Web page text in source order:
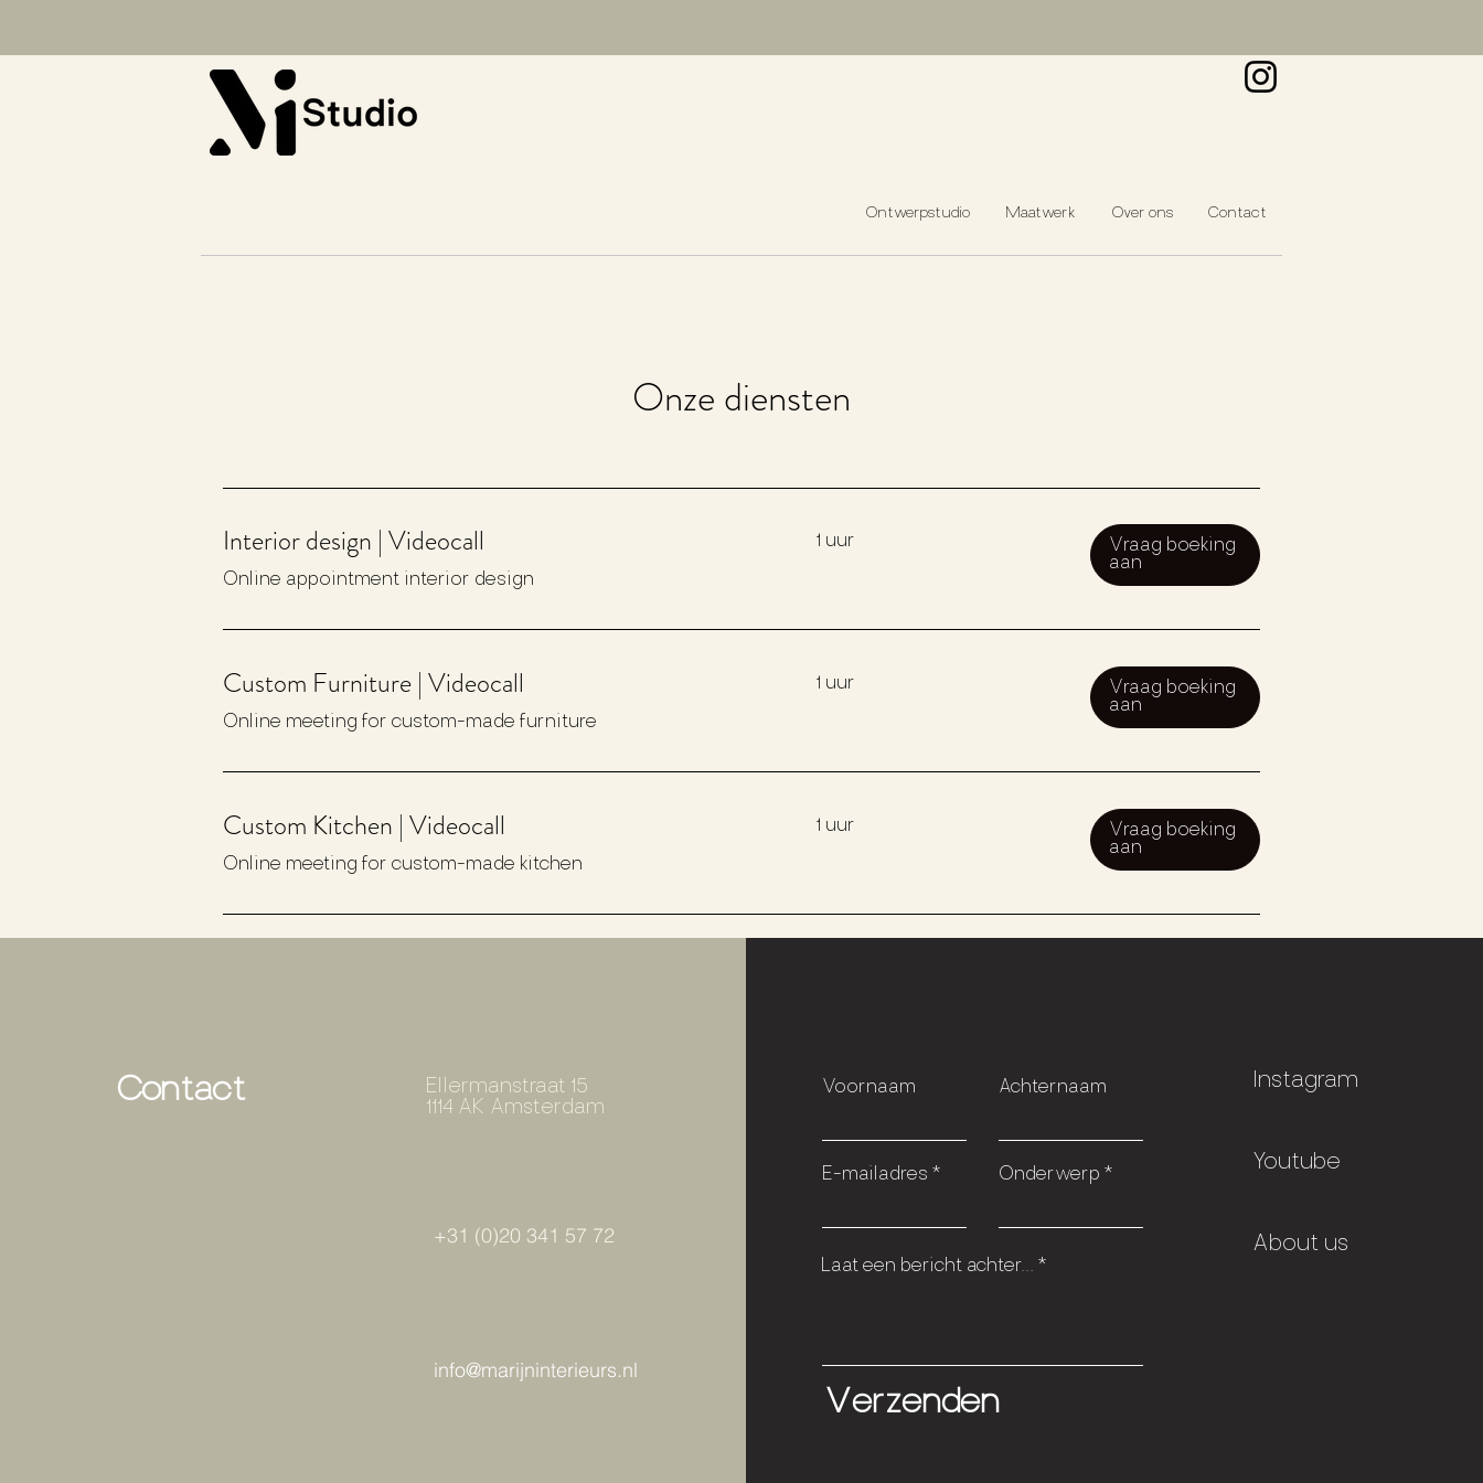
Ontwerpstudio Maatwerk Over ons Contact
Onze diensten
Interior design | Videocall
Online appointment interior design
1 uur
Vraag boeking
aan
Custom Furniture | Videocall
Online meeting for custom-made furniture
1 uur
Vraag boeking
aan
Custom Kitchen | Videocall
Online meeting for custom-made kitchen
1 uur
Vraag boeking
aan
Contact
Ellermanstraat 15
1114 AK Amsterdam
+31 (0)20 341 57 72
info@marijninterieurs.nl
Voornaam
E-mailadres
Achternaam
Onderwerp
Laat een bericht achter...
Verzenden
Instagram
Youtube
About us